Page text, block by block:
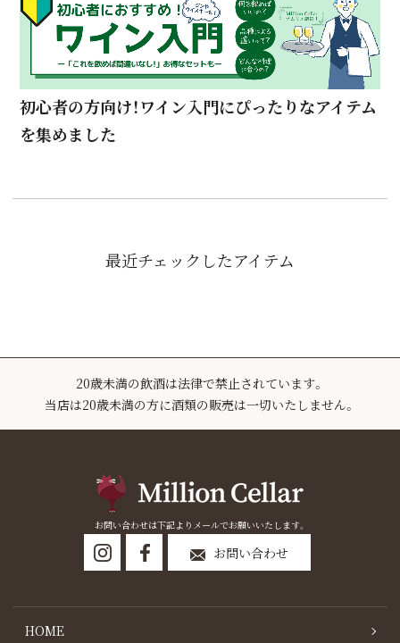
初心者の方向け！ワイン入門にぴったりなアイテム
を集めました
最近チェックしたアイテム
20歳未満の飲酒は法律で禁止されています。
当店は20歳未満の方に酒類の販売は一切いたしません。
お問い合わせは下記よりメールでお願いいたします。
お問い合わせ
HOME